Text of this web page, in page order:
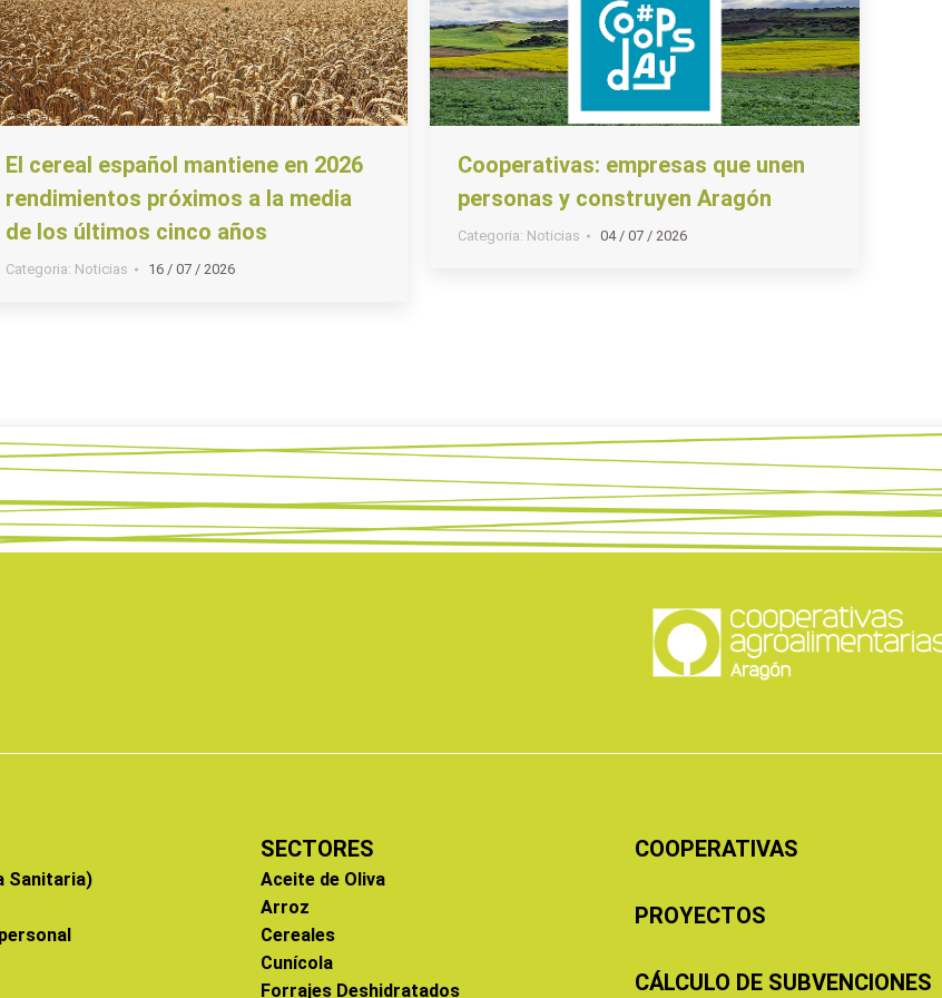
El cereal español mantiene en 2026
rendimientos próximos a la media
de los últimos cinco años
Categoria: Noticias 16 / 07 / 2026
Cooperativas: empresas que unen
personas y construyen Aragón
Categoria: Noticias 04 / 07 / 2026
Sanitaria)
SECTORES
Aceite de Oliva
Arroz
Cereales
Cunícola
Forrajes Deshidratados
COOPERATIVAS
PROYECTOS
CÁLCULO DE SUBVENCIONES